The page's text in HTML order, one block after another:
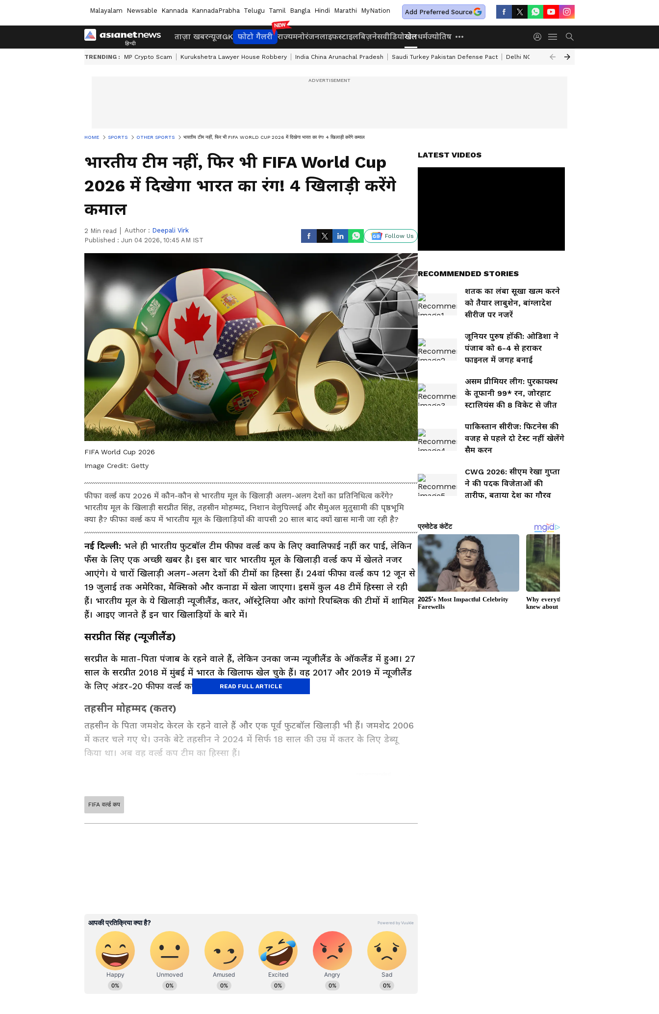
Malayalam Newsable Kannada KannadaPrabha Telugu Tamil Bangla Hindi Marathi MyNation Add Preferred Source
ताज़ा खबरन्यूजGK फोटो गैलरी राज्यमनोरंजनलाइफस्टाइलबिज़नेसवीडियोखेलधर्मज्योतिष
TRENDING : MP Crypto Scam Kurukshetra Lawyer House Robbery India China Arunachal Pradesh Saudi Turkey Pakistan Defense Pact Delhi NCR Heavy Rain
HOME SPORTS OTHER SPORTS भारतीय टीम नहीं, फिर भी FIFA WORLD CUP 2026 में दिखेगा भारत का रंग! 4 खिलाड़ी करेंगे कमाल
भारतीय टीम नहीं, फिर भी FIFA World Cup
2026 में दिखेगा भारत का रंग! 4 खिलाड़ी करेंगे
कमाल
2 Min read Author : Deepali Virk
Published : Jun 04 2026, 10:45 AM IST
Follow Us
FIFA World Cup 2026
Image Credit: Getty
फीफा वर्ल्ड कप 2026 में कौन-कौन से भारतीय मूल के खिलाड़ी अलग-अलग देशों का प्रतिनिधित्व करेंगे?
भारतीय मूल के खिलाड़ी सरप्रीत सिंह, तहसीन मोहम्मद, निशान वेलुपिल्लई और सैमुअल मुतुसामी की पृष्ठभूमि
क्या है? फीफा वर्ल्ड कप में भारतीय मूल के खिलाड़ियों की वापसी 20 साल बाद क्यों खास मानी जा रही है?
नई दिल्ली: भले ही भारतीय फुटबॉल टीम फीफा वर्ल्ड कप के लिए क्वालिफाई नहीं कर पाई, लेकिन
फैंस के लिए एक अच्छी खबर है। इस बार चार भारतीय मूल के खिलाड़ी वर्ल्ड कप में खेलते नजर
आएंगे। ये चारों खिलाड़ी अलग-अलग देशों की टीमों का हिस्सा हैं। 24वां फीफा वर्ल्ड कप 12 जून से
19 जुलाई तक अमेरिका, मैक्सिको और कनाडा में खेला जाएगा। इसमें कुल 48 टीमें हिस्सा ले रही
हैं। भारतीय मूल के ये खिलाड़ी न्यूजीलैंड, कतर, ऑस्ट्रेलिया और कांगो रिपब्लिक की टीमों में शामिल
हैं। आइए जानते हैं इन चार खिलाड़ियों के बारे में।
सरप्रीत सिंह (न्यूजीलैंड)
सरप्रीत के माता-पिता पंजाब के रहने वाले हैं, लेकिन उनका जन्म न्यूजीलैंड के ऑकलैंड में हुआ। 27
साल के सरप्रीत 2018 में मुंबई में भारत के खिलाफ खेल चुके हैं। वह 2017 और 2019 में न्यूजीलैंड
के लिए अंडर-20 फीफा वर्ल्ड कप भी खेल चुके हैं।
तहसीन मोहम्मद (कतर)
तहसीन के पिता जमशेद केरल के रहने वाले हैं और एक पूर्व फुटबॉल खिलाड़ी भी हैं। जमशेद 2006
में कतर चले गए थे। उनके बेटे तहसीन ने 2024 में सिर्फ 18 साल की उम्र में कतर के लिए डेब्यू
किया था। अब वह वर्ल्ड कप टीम का हिस्सा हैं।
मलेशियाई हैं। निशान को 2024 में ऑस्ट्रेलिया के लिए खेलने का मौका मिला। उन्होंने अब तक कुल
7 मैच खेले हैं।
सैमुअल मुतुसामी (कांगो रिपब्लिक)
मुतुसामी के पिता भारत के तमिलनाडु से हैं, जबकि उनकी मां कांगो रिपब्लिक से हैं। उनका जन्म
फ्रांस में हुआ था। वह 2019 से कांगो के लिए खेल रहे हैं। उन्होंने फ्रांस और तुर्की के क्लबों के लिए
READ FULL ARTICLE
ABOUT THE AUTHOR
Deepali Virk
FIFA वर्ल्ड कप
LATEST VIDEOS
RECOMMENDED STORIES
शतक का लंबा सूखा खत्म करने
को तैयार लाबुशेन, बांग्लादेश
सीरीज पर नजरें
जूनियर पुरुष हॉकी: ओडिशा ने
पंजाब को 6-4 से हराकर
फाइनल में जगह बनाई
असम प्रीमियर लीग: पुरकायस्थ
के तूफानी 99* रन, जोरहाट
स्टालियंस की 8 विकेट से जीत
पाकिस्तान सीरीज: फिटनेस की
वजह से पहले दो टेस्ट नहीं खेलेंगे
सैम करन
CWG 2026: सीएम रेखा गुप्ता
ने की पदक विजेताओं की
तारीफ, बताया देश का गौरव